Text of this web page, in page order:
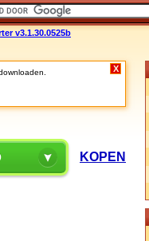
v3.1.30.0525b
X
KOPEN